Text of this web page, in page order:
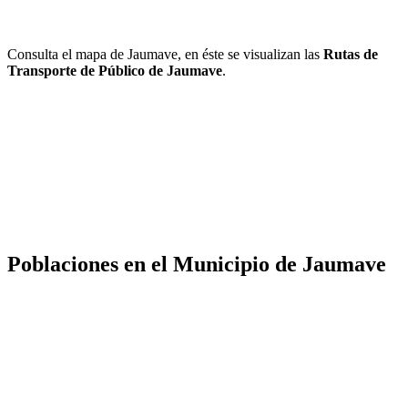
Consulta el mapa de Jaumave, en éste se visualizan las Rutas de
Transporte de Público de Jaumave.
Poblaciones en el Municipio de Jaumave